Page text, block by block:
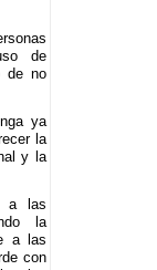
de
de no
ya
la
y la
a las
la
a las
con